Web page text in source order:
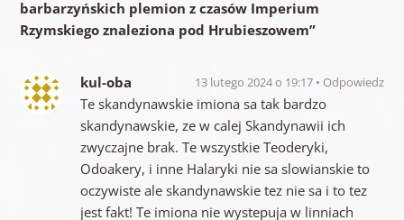
barbarzyńskich plemion z czasów Imperium
Rzymskiego znaleziona pod Hrubieszowem”
kul-oba 13 lutego 2024 o 19:17 Odpowiedz
Te skandynawskie imiona sa tak bardzo
skandynawskie, ze w calej Skandynawii ich
zwyczajne brak. Te wszystkie Teoderyki,
Odoakery, i inne Halaryki nie sa slowianskie to
oczywiste ale skandynawskie tez nie sa i to tez
jest fakt! Te imiona nie wystepuja w linniach